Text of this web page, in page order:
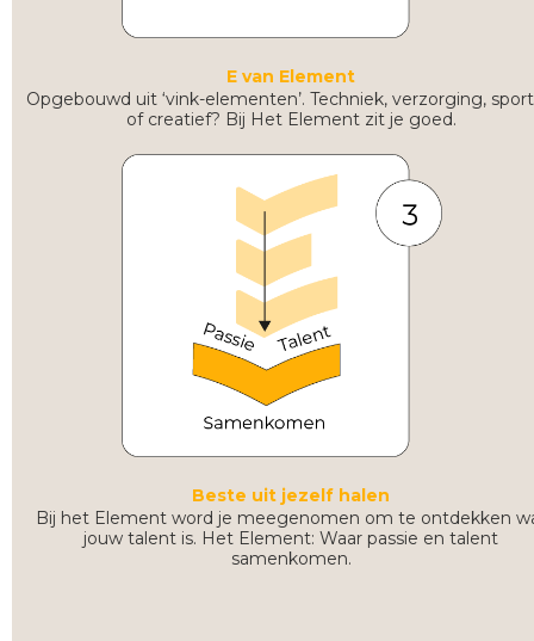
E van Element
Opgebouwd uit ‘vink-elementen’. Techniek, verzorging,
of creatief? Bij Het Element zit je goed.
Beste uit jezelf halen
Bij het Element word je meegenomen om te ontdekken
jouw talent is. Het Element: Waar passie en talent
samenkomen.